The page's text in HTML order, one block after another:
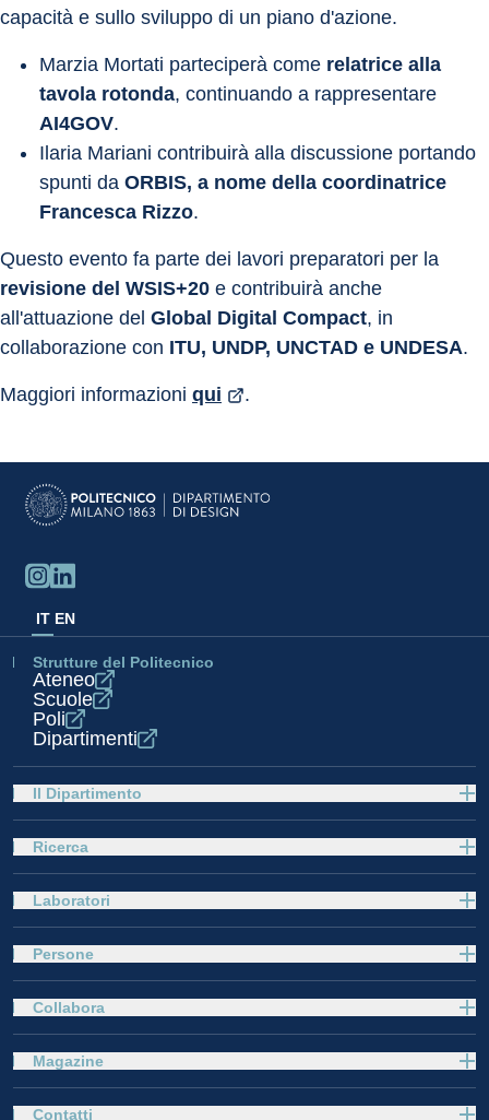
capacità e sullo sviluppo di un piano d'azione.
Marzia Mortati parteciperà come relatrice alla
tavola rotonda, continuando a rappresentare
AI4GOV.
Ilaria Mariani contribuirà alla discussione portando
spunti da ORBIS, a nome della coordinatrice
Francesca Rizzo.
Questo evento fa parte dei lavori preparatori per la
revisione del WSIS+20 e contribuirà anche
all'attuazione del Global Digital Compact, in
collaborazione con ITU, UNDP, UNCTAD e UNDESA.
Maggiori informazioni qui .
IT EN
Strutture del Politecnico
Ateneo
Scuole
Poli
Dipartimenti
Il Dipartimento
Ricerca
Laboratori
Persone
Collabora
Magazine
Contatti